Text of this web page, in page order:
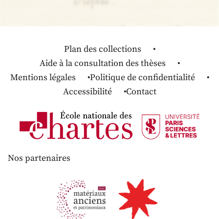
Plan des collections
Aide à la consultation des thèses
Mentions légales
Politique de confidentialité
Accessibilité
Contact
Nos partenaires